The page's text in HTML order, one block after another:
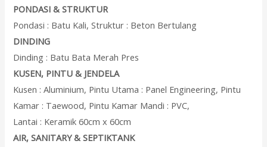
PONDASI & STRUKTUR
Pondasi : Batu Kali, Struktur : Beton Bertulang
DINDING
Dinding : Batu Bata Merah Pres
KUSEN, PINTU & JENDELA
Kusen : Aluminium, Pintu Utama : Panel Engineering, Pintu
Kamar : Taewood, Pintu Kamar Mandi : PVC,
Lantai : Keramik 60cm x 60cm
AIR, SANITARY & SEPTIKTANK